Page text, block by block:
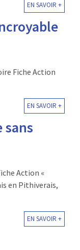
EN SAVOIR +
Fiche Action
EN SAVOIR +
sans
Action «
en Pithiverais,
EN SAVOIR +